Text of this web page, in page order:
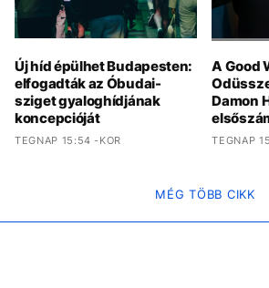
Új híd épülhet Budapesten:
elfogadták az Óbudai-
sziget gyaloghídjának
koncepcióját
TEGNAP 15:54 -KOR
A Good
Damon
TEGNAP
MÉG TÖBB CIKK